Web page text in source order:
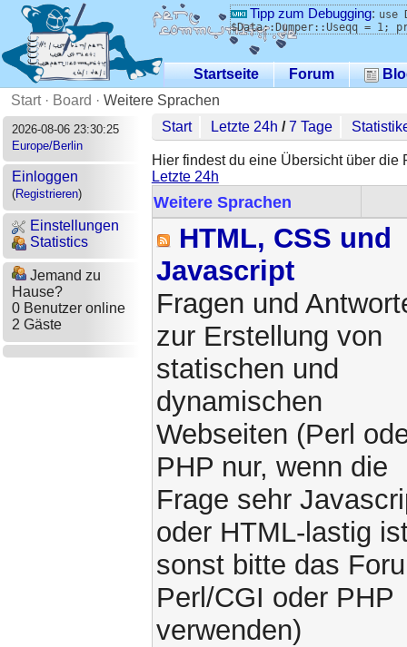
Tipp zum Debugging: use
$Data::Dumper::Useqq = 1;
Startseite Forum
Start· Board · Weitere Sprachen
2026-08-06 23:30:25
Europe/Berlin
Einloggen
(Registrieren)
Einstellungen
Statistics
Jemand zu
Hause?
0 Benutzer online
2 Gäste
Start Letzte 24h /7 Tage
Hier findest du eine Übersicht über
Letzte 24h
Weitere Sprachen
HTML, CSS und
Javascript
Fragen und
zur Erstellung von
statischen und
dynamischen
Webseiten (Perl
PHP nur, wenn die
Frage sehr
oder HTML-lastig
sonst bitte das
Perl/CGI oder PHP
verwenden)